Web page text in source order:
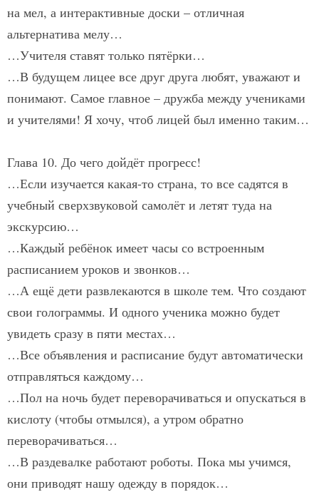
на мел, а интерактивные доски – отличная
альтернатива мелу…
…Учителя ставят только пятёрки…
…В будущем лицее все друг друга любят, уважают и
понимают. Самое главное – дружба между учениками
и учителями! Я хочу, чтоб лицей был именно таким…
Глава 10. До чего дойдёт прогресс!
…Если изучается какая-то страна, то все садятся в
учебный сверхзвуковой самолёт и летят туда на
экскурсию…
…Каждый ребёнок имеет часы со встроенным
расписанием уроков и звонков…
…А ещё дети развлекаются в школе тем. Что создают
свои голограммы. И одного ученика можно будет
увидеть сразу в пяти местах…
…Все объявления и расписание будут автоматически
отправляться каждому…
…Пол на ночь будет переворачиваться и опускаться в
кислоту (чтобы отмылся), а утром обратно
переворачиваться…
…В раздевалке работают роботы. Пока мы учимся,
они приводят нашу одежду в порядок…